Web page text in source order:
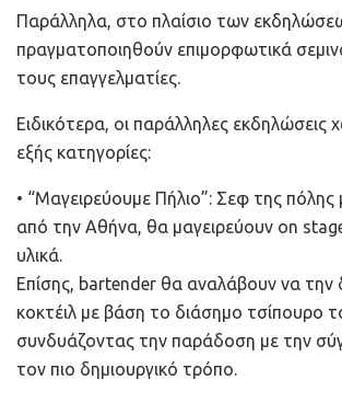
Παράλληλα, στο πλαίσιο των
πραγματοποιηθούν επιμορφωτικά
τους επαγγελματίες.
Ειδικότερα, οι παράλληλες εκδηλώσεις
εξής κατηγορίες:
• “Μαγειρεύουμε Πήλιο”: Σεφ της πόλης
από την Αθήνα, θα μαγειρεύουν on
υλικά.
Επίσης, bartender θα αναλάβουν να την
κοκτέιλ με βάση το διάσημο τσίπουρο
συνδυάζοντας την παράδοση με την
τον πιο δημιουργικό τρόπο.